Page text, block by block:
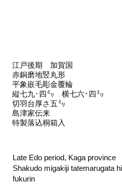
江戸後期 加賀国
赤銅磨地竪丸形
平象嵌毛彫金覆輪
縦七九･四㍉ 横七六･四㍉
切羽台厚さ五㍉
島津家伝来
特製落込桐箱入
Late Edo period, Kaga province
Shakudo migakiji tatemarugata
fukurin